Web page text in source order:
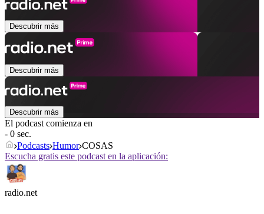
Descubrir más
Descubrir más
Descubrir más
El podcast comienza en
- 0 sec.
Podcasts Humor COSAS
Escucha gratis este podcast en la aplicación:
radio.net